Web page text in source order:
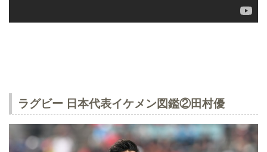
ラグビー 日本代表イケメン図鑑②田村優